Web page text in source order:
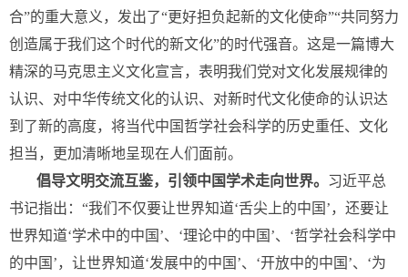
合”的重大意义，发出了“更好担负起新的文化使命”“共同努力
创造属于我们这个时代的新文化”的时代强音。这是一篇博大
精深的马克思主义文化宣言，表明我们党对文化发展规律的
认识、对中华传统文化的认识、对新时代文化使命的认识达
到了新的高度，将当代中国哲学社会科学的历史重任、文化
担当，更加清晰地呈现在人们面前。
倡导文明交流互鉴，引领中国学术走向世界。 习近平总
书记指出：“我们不仅要让世界知道‘舌尖上的中国’，还要让
世界知道‘学术中的中国’、‘理论中的中国’、‘哲学社会科学中
的中国’，让世界知道‘发展中的中国’、‘开放中的中国’、‘为